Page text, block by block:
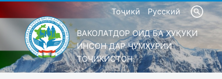
Тоҷикӣ Русский
ВАКОЛАТДОР ОИД БА ҲУҚУҚИ
ИНСОН ДАР ҶУМҲУРИИ
ТОҶИКИСТОН